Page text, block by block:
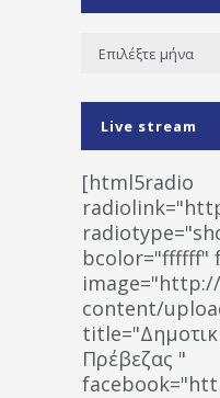
Ιστορικό
Live stream
[html5radio
bcolor="ffffff"
content/
Πρέβεζας "